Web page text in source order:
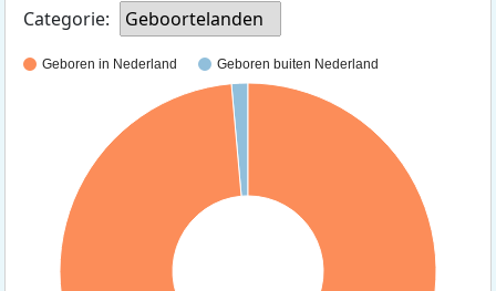
Categorie:
Geboortelanden
Geboren in Nederland Geboren buiten Nederland